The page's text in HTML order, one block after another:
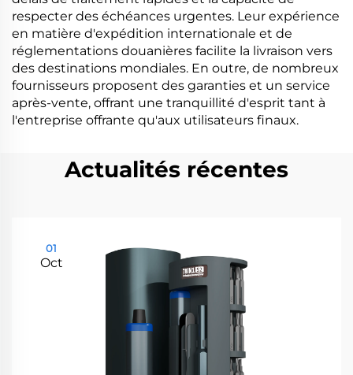
respecter des échéances urgentes. Leur expérience
en matière d'expédition internationale et de
réglementations douanières facilite la livraison vers
des destinations mondiales. En outre, de nombreux
fournisseurs proposent des garanties et un service
après-vente, offrant une tranquillité d'esprit tant à
l'entreprise offrante qu'aux utilisateurs finaux.
Actualités récentes
01
Oct